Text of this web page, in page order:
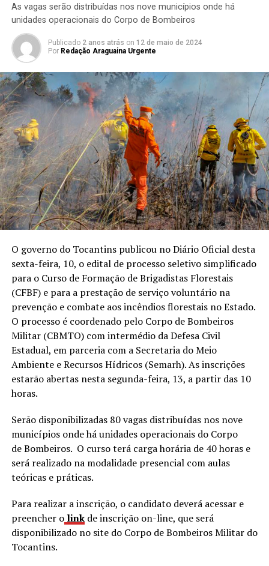
As vagas serão distribuídas nos nove municípios onde há
unidades operacionais do Corpo de Bombeiros
Publicado 2 anos atrás on 12 de maio de 2024
Por Redação Araguaina Urgente
O governo do Tocantins publicou no Diário Oficial desta
sexta-feira, 10, o edital de processo seletivo simplificado
para o Curso de Formação de Brigadistas Florestais
(CFBF) e para a prestação de serviço voluntário na
prevenção e combate aos incêndios florestais no Estado.
O processo é coordenado pelo Corpo de Bombeiros
Militar (CBMTO) com intermédio da Defesa Civil
Estadual, em parceria com a Secretaria do Meio
Ambiente e Recursos Hídricos (Semarh). As inscrições
estarão abertas nesta segunda-feira, 13, a partir das 10
horas.
Serão disponibilizadas 80 vagas distribuídas nos nove
municípios onde há unidades operacionais do Corpo
de Bombeiros. O curso terá carga horária de 40 horas e
será realizado na modalidade presencial com aulas
teóricas e práticas.
Para realizar a inscrição, o candidato deverá acessar e
preencher o linkde inscrição on-line, que será
disponibilizado no site do Corpo de Bombeiros Militar do
Tocantins.